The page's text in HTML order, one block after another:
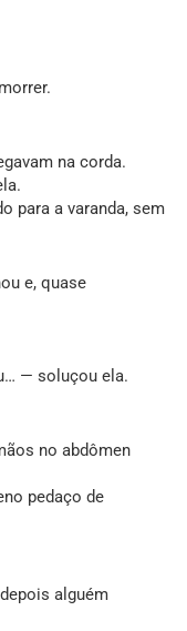
na corda.
para a varanda, sem
e, quase
— soluçou ela.
no abdômen
pedaço de
alguém